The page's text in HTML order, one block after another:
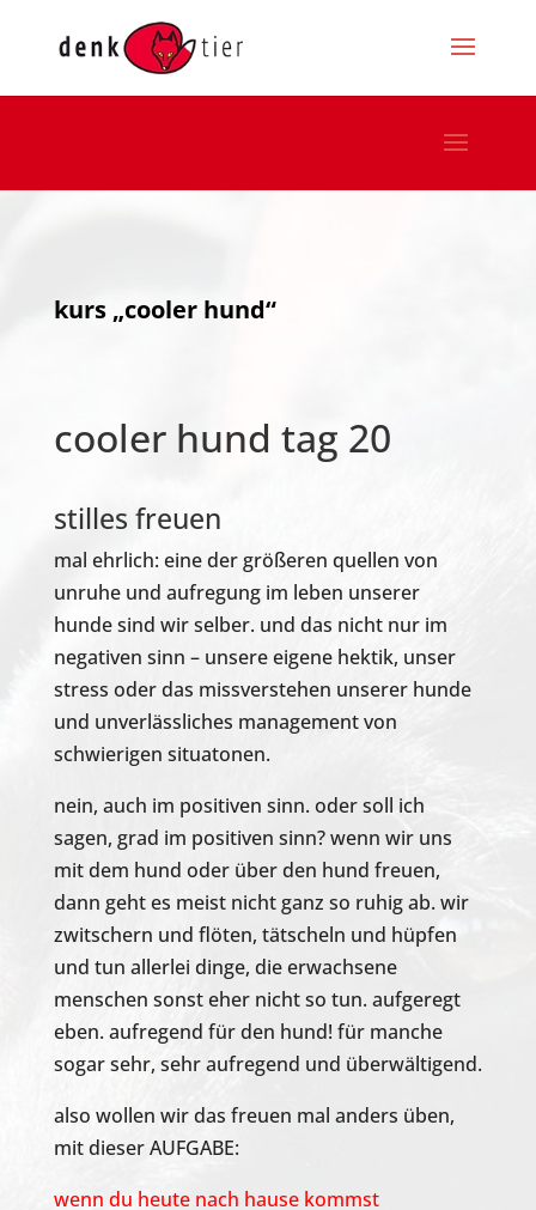
kurs „cooler hund“
cooler hund tag 20
stilles freuen
mal ehrlich: eine der größeren quellen von
unruhe und aufregung im leben unserer
hunde sind wir selber. und das nicht nur im
negativen sinn – unsere eigene hektik, unser
stress oder das missverstehen unserer hunde
und unverlässliches management von
schwierigen situatonen.
nein, auch im positiven sinn. oder soll ich
sagen, grad im positiven sinn? wenn wir uns
mit dem hund oder über den hund freuen,
dann geht es meist nicht ganz so ruhig ab. wir
zwitschern und flöten, tätscheln und hüpfen
und tun allerlei dinge, die erwachsene
menschen sonst eher nicht so tun. aufgeregt
eben. aufregend für den hund! für manche
sogar sehr, sehr aufregend und überwältigend.
also wollen wir das freuen mal anders üben,
mit dieser AUFGABE:
wenn du heute nach hause kommst